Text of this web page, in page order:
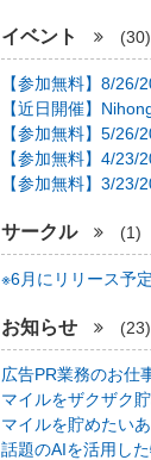
イベント (30)
【参加無料】8/26/
【近日開催】
【参加無料】5/26/
【参加無料】4/23/
【参加無料】3/23/
サークル (1)
※6月にリリース予
お知らせ (23)
広告PR業務のお仕
マイルをザクザク
マイルを貯めたいあ
話題のAIを活用した